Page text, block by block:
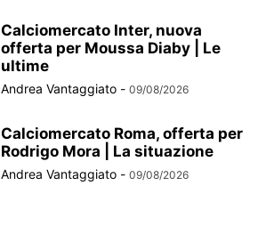
Calciomercato Inter, nuova
offerta per Moussa Diaby | Le
ultime
Andrea Vantaggiato - 09/08/2026
Calciomercato Roma, offerta per
Rodrigo Mora | La situazione
Andrea Vantaggiato - 09/08/2026